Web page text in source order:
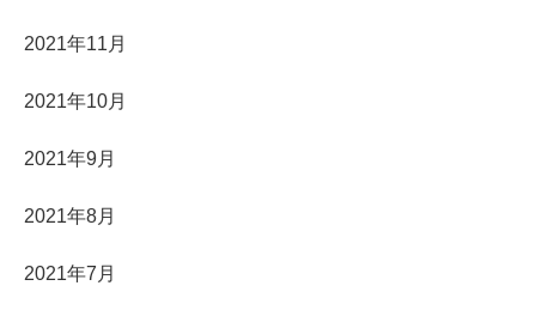
2021年11月
2021年10月
2021年9月
2021年8月
2021年7月